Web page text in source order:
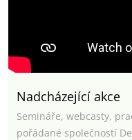
Nadcházející akce
Semináře, webcasty,
pořádané společností